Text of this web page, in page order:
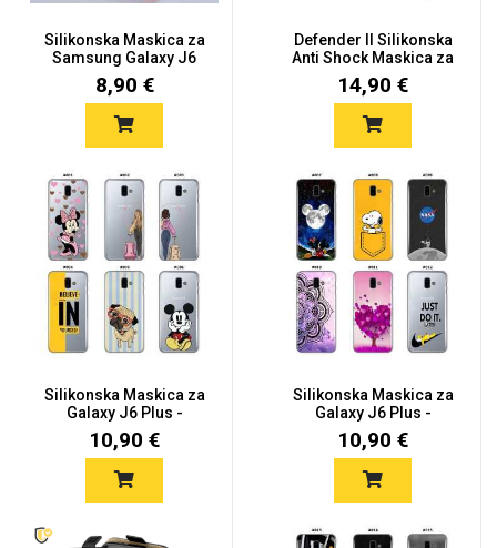
Silikonska Maskica za
Samsung Galaxy J6
Plus -...
8,90 €
Defender II Silikonska
Anti Shock Maskica za
S...
14,90 €
Silikonska Maskica za
Galaxy J6 Plus -
Šareni...
10,90 €
Silikonska Maskica za
Galaxy J6 Plus -
Šareni...
10,90 €